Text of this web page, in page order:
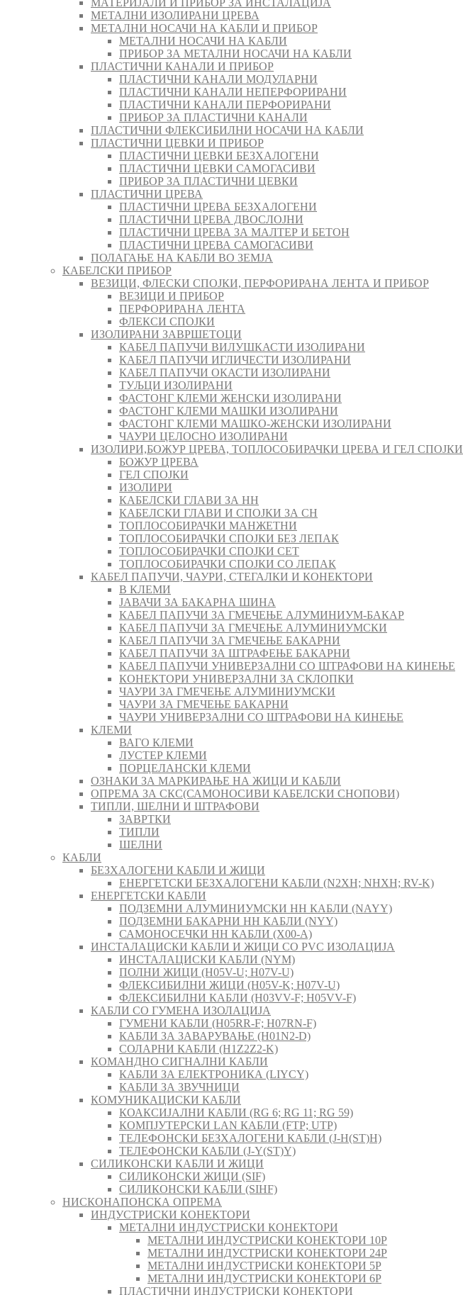
МАТЕРИЈАЛИ И ПРИБОР ЗА ИНСТАЛАЦИЈА
МЕТАЛНИ ИЗОЛИРАНИ ЦРЕВА
МЕТАЛНИ НОСАЧИ НА КАБЛИ И ПРИБОР
МЕТАЛНИ НОСАЧИ НА КАБЛИ
ПРИБОР ЗА МЕТАЛНИ НОСАЧИ НА КАБЛИ
ПЛАСТИЧНИ КАНАЛИ И ПРИБОР
ПЛАСТИЧНИ КАНАЛИ МОДУЛАРНИ
ПЛАСТИЧНИ КАНАЛИ НЕПЕРФОРИРАНИ
ПЛАСТИЧНИ КАНАЛИ ПЕРФОРИРАНИ
ПРИБОР ЗА ПЛАСТИЧНИ КАНАЛИ
ПЛАСТИЧНИ ФЛЕКСИБИЛНИ НОСАЧИ НА КАБЛИ
ПЛАСТИЧНИ ЦЕВКИ И ПРИБОР
ПЛАСТИЧНИ ЦЕВКИ БЕЗХАЛОГЕНИ
ПЛАСТИЧНИ ЦЕВКИ САМОГАСИВИ
ПРИБОР ЗА ПЛАСТИЧНИ ЦЕВКИ
ПЛАСТИЧНИ ЦРЕВА
ПЛАСТИЧНИ ЦРЕВА БЕЗХАЛОГЕНИ
ПЛАСТИЧНИ ЦРЕВА ДВОСЛОЈНИ
ПЛАСТИЧНИ ЦРЕВА ЗА МАЛТЕР И БЕТОН
ПЛАСТИЧНИ ЦРЕВА САМОГАСИВИ
ПОЛАГАЊЕ НА КАБЛИ ВО ЗЕМЈА
КАБЕЛСКИ ПРИБОР
ВЕЗИЦИ, ФЛЕСКИ СПОЈКИ, ПЕРФОРИРАНА ЛЕНТА И ПРИБОР
ВЕЗИЦИ И ПРИБОР
ПЕРФОРИРАНА ЛЕНТА
ФЛЕКСИ СПОЈКИ
ИЗОЛИРАНИ ЗАВРШЕТОЦИ
КАБЕЛ ПАПУЧИ ВИЛУШКАСТИ ИЗОЛИРАНИ
КАБЕЛ ПАПУЧИ ИГЛИЧЕСТИ ИЗОЛИРАНИ
КАБЕЛ ПАПУЧИ ОКАСТИ ИЗОЛИРАНИ
ТУЉЦИ ИЗОЛИРАНИ
ФАСТОНГ КЛЕМИ ЖЕНСКИ ИЗОЛИРАНИ
ФАСТОНГ КЛЕМИ МАШКИ ИЗОЛИРАНИ
ФАСТОНГ КЛЕМИ МАШКO-ЖЕНСКИ ИЗОЛИРАНИ
ЧАУРИ ЦЕЛОСНО ИЗОЛИРАНИ
ИЗОЛИРИ,БОЖУР ЦРЕВА, ТОПЛОСОБИРАЧКИ ЦРЕВА И ГЕЛ СПОЈКИ
БОЖУР ЦРЕВА
ГЕЛ СПОЈКИ
ИЗОЛИРИ
КАБЕЛСКИ ГЛАВИ ЗА НН
КАБЕЛСКИ ГЛАВИ И СПОЈКИ ЗА СН
ТОПЛОСОБИРАЧКИ МАНЖЕТНИ
ТОПЛОСОБИРАЧКИ СПОЈКИ БЕЗ ЛЕПАК
ТОПЛОСОБИРАЧКИ СПОЈКИ СЕТ
ТОПЛОСОБИРАЧКИ СПОЈКИ СО ЛЕПАК
КАБЕЛ ПАПУЧИ, ЧАУРИ, СТЕГАЛКИ И КОНЕКТОРИ
В КЛЕМИ
ЈАВАЧИ ЗА БАКАРНА ШИНА
КАБЕЛ ПАПУЧИ ЗА ГМЕЧЕЊЕ АЛУМИНИУМ-БАКАР
КАБЕЛ ПАПУЧИ ЗА ГМЕЧЕЊЕ АЛУМИНИУМСКИ
КАБЕЛ ПАПУЧИ ЗА ГМЕЧЕЊЕ БАКАРНИ
КАБЕЛ ПАПУЧИ ЗА ШТРАФЕЊЕ БАКАРНИ
КАБЕЛ ПАПУЧИ УНИВЕРЗАЛНИ СО ШТРАФОВИ НА КИНЕЊЕ
КОНЕКТОРИ УНИВЕРЗАЛНИ ЗА СКЛОПКИ
ЧАУРИ ЗА ГМЕЧЕЊЕ АЛУМИНИУМСКИ
ЧАУРИ ЗА ГМЕЧЕЊЕ БАКАРНИ
ЧАУРИ УНИВЕРЗАЛНИ СО ШТРАФОВИ НА КИНЕЊЕ
КЛЕМИ
ВАГО КЛЕМИ
ЛУСТЕР КЛЕМИ
ПОРЦЕЛАНСКИ КЛЕМИ
ОЗНАКИ ЗА МАРКИРАЊЕ НА ЖИЦИ И КАБЛИ
ОПРЕМА ЗА СКС(САМОНОСИВИ КАБЕЛСКИ СНОПОВИ)
ТИПЛИ, ШЕЛНИ И ШТРАФОВИ
ЗАВРТКИ
ТИПЛИ
ШЕЛНИ
КАБЛИ
БЕЗХАЛОГЕНИ КАБЛИ И ЖИЦИ
ЕНЕРГЕТСКИ БЕЗХАЛОГЕНИ КАБЛИ (N2XH; NHXH; RV-K)
ЕНЕРГЕТСКИ КАБЛИ
ПОДЗЕМНИ АЛУМИНИУМСКИ НН КАБЛИ (NAYY)
ПОДЗЕМНИ БАКАРНИ НН КАБЛИ (NYY)
САМОНОСЕЧКИ НН КАБЛИ (X00-A)
ИНСТАЛАЦИСКИ КАБЛИ И ЖИЦИ СО PVC ИЗОЛАЦИЈА
ИНСТАЛАЦИСКИ КАБЛИ (NYM)
ПОЛНИ ЖИЦИ (H05V-U; H07V-U)
ФЛЕКСИБИЛНИ ЖИЦИ (H05V-K; H07V-U)
ФЛЕКСИБИЛНИ КАБЛИ (H03VV-F; H05VV-F)
КАБЛИ СО ГУМЕНА ИЗОЛАЦИЈА
ГУМЕНИ КАБЛИ (H05RR-F; H07RN-F)
КАБЛИ ЗА ЗАВАРУВАЊЕ (H01N2-D)
СОЛАРНИ КАБЛИ (H1Z2Z2-K)
КОМАНДНО СИГНАЛНИ КАБЛИ
КАБЛИ ЗА ЕЛЕКТРОНИКА (LIYCY)
КАБЛИ ЗА ЗВУЧНИЦИ
КОМУНИКАЦИСКИ КАБЛИ
КОАКСИЈАЛНИ КАБЛИ (RG 6; RG 11; RG 59)
КОМПЈУТЕРСКИ LAN КАБЛИ (FTP; UTP)
ТЕЛЕФОНСКИ БЕЗХАЛОГЕНИ КАБЛИ (J-H(ST)H)
ТЕЛЕФОНСКИ КАБЛИ (J-Y(ST)Y)
СИЛИКОНСКИ КАБЛИ И ЖИЦИ
СИЛИКОНСКИ ЖИЦИ (SIF)
СИЛИКОНСКИ КАБЛИ (SIHF)
НИСКОНАПОНСКА ОПРЕМА
ИНДУСТРИСКИ КОНЕКТОРИ
МЕТАЛНИ ИНДУСТРИСКИ КОНЕКТОРИ
МЕТАЛНИ ИНДУСТРИСКИ КОНЕКТОРИ 10P
МЕТАЛНИ ИНДУСТРИСКИ КОНЕКТОРИ 24P
МЕТАЛНИ ИНДУСТРИСКИ КОНЕКТОРИ 5P
МЕТАЛНИ ИНДУСТРИСКИ КОНЕКТОРИ 6P
ПЛАСТИЧНИ ИНДУСТРИСКИ КОНЕКТОРИ